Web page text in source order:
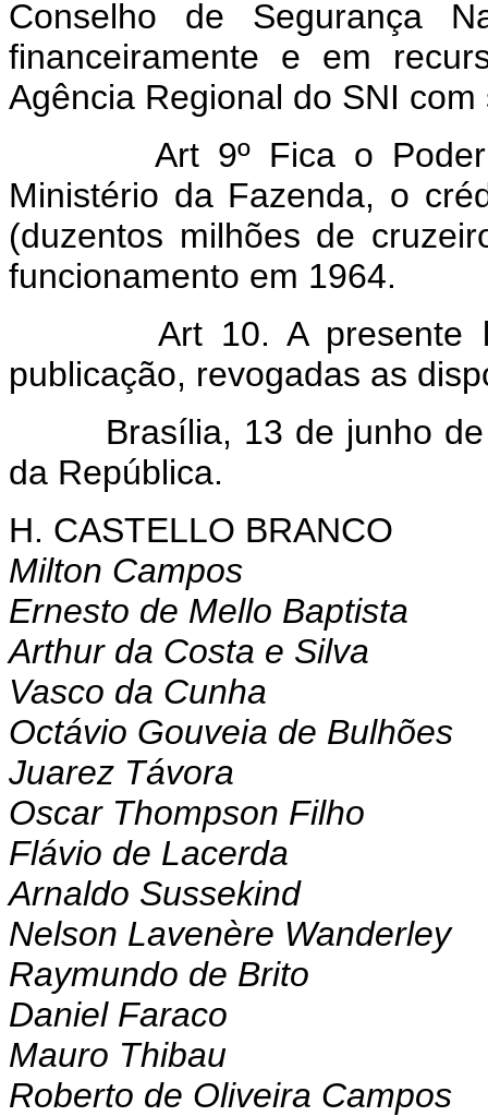
Conselho de Segurança
financeiramente e em
Agência Regional do SNI
Art 9º Fica o
Ministério da Fazenda, o
(duzentos milhões de
funcionamento em 1964.
Art 10. A
publicação, revogadas as
Brasília, 13 de junho de
da República.
H. CASTELLO BRANCO
Milton Campos
Ernesto de Mello Baptista
Arthur da Costa e Silva
Vasco da Cunha
Octávio Gouveia de Bulhões
Juarez Távora
Oscar Thompson Filho
Flávio de Lacerda
Arnaldo Sussekind
Nelson Lavenère Wanderley
Raymundo de Brito
Daniel Faraco
Mauro Thibau
Roberto de Oliveira Campos